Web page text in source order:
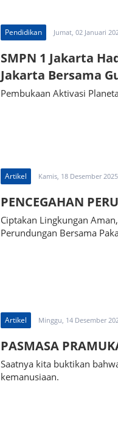
Pendidikan Jumat, 02 Januari
SMPN 1 Jakarta
Jakarta Bersama
Pembukaan Aktivasi
Artikel Kamis, 18 Desember 2025
PENCEGAHAN
Ciptakan Lingkungan
Perundungan Bersama
Artikel Minggu, 14 Desember
PASMASA
Saatnya kita buktikan
kemanusiaan.